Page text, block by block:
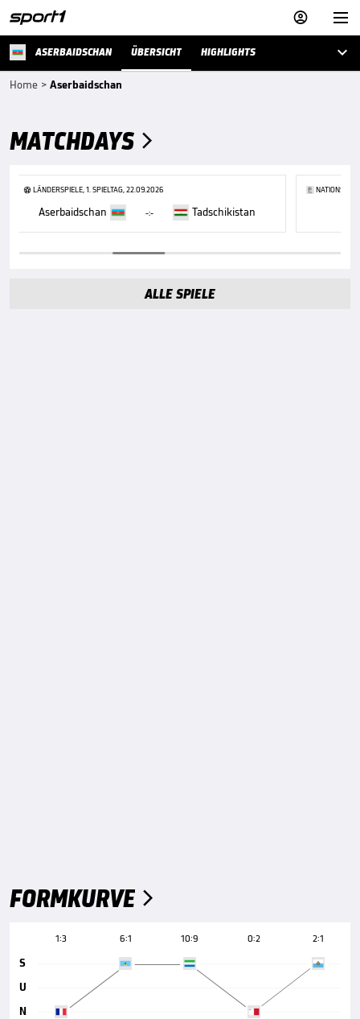


ASERBAIDSCHAN ÜBERSICHT HIGHLIGHTS 
Home > Aserbaidschan
MATCHDAYS 
LÄNDERSPIELE, 1. SPIELTAG, 22.09.2026
Aserbaidschan -:- Tadschikistan
NATIONS
ALLE SPIELE
FORMKURVE 
1:3 6:1 10:9 0:2 2:1
S
U
N